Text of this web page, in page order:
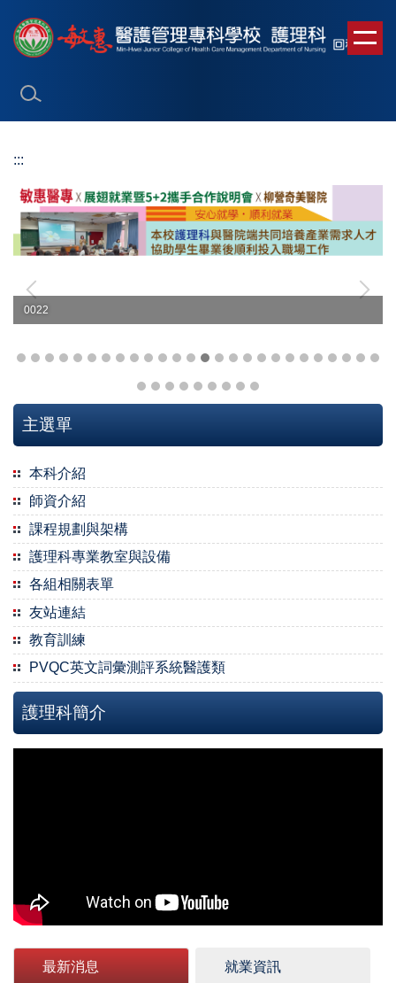
到
主
內
容
:::
0022
主選單
本科介紹
師資介紹
課程規劃與架構
護理科專業教室與設備
各組相關表單
友站連結
教育訓練
PVQC英文詞彙測評系統醫護類
護理科簡介
最新消息 就業資訊